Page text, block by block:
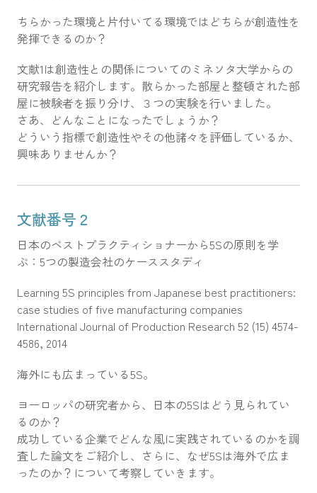
ちらかった環境と片付いてる環境ではどちらが創造性を
発揮できるのか？
文献1は創造性との関係についてのミネソタ大学からの
研究報告を紹介します。散らかった部屋と整頓された部
屋に被験者を振り分け、３つの実験を行いました。
さあ、どんなことになったでしょうか？
どういう指標で創造性やその他諸々を評価しているか、
興味ありませんか？
文献番号２
日本のベストプラクティショナーから5Sの原則を学
ぶ：5つの製造会社のケーススタディ
Learning 5S principles from Japanese best practitioners:
case studies of five manufacturing companies
International Journal of Production Research 52 (15) 4574-
4586, 2014
海外にも広まっている5S。
ヨーロッパの研究者から、日本の5Sはどう見られてい
るのか？
成功している企業でどんな風に実践されているのかを調
査した論文をご紹介し、さらに、なぜ5Sは海外で広ま
ったのか？について考察していきます。